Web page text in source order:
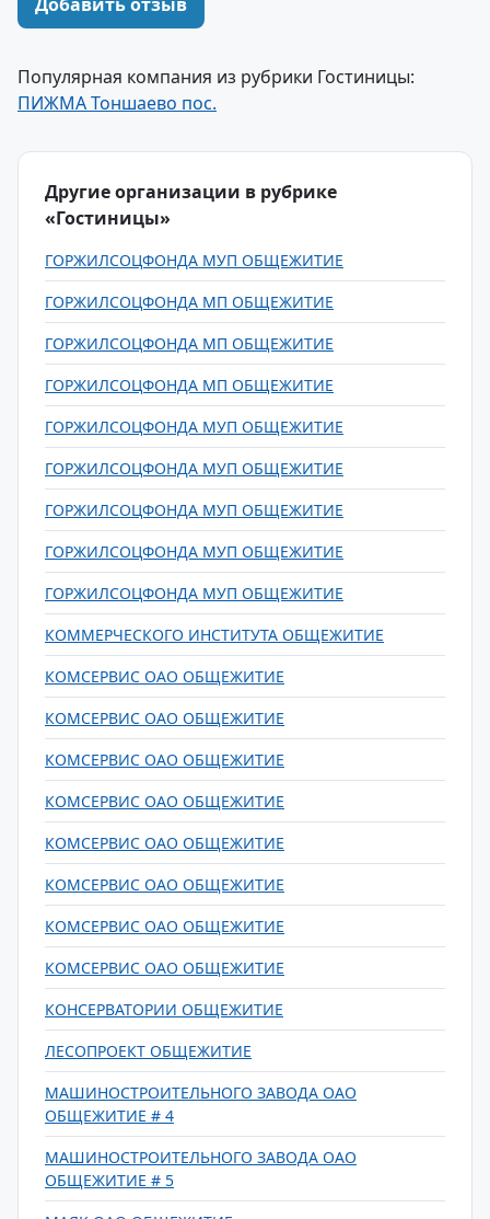
Популярная компания из рубрики Гостиницы:
ПИЖМА Тоншаево пос.
Другие организации в рубрике
«Гостиницы»
ГОРЖИЛСОЦФОНДА МУП ОБЩЕЖИТИЕ
ГОРЖИЛСОЦФОНДА МП ОБЩЕЖИТИЕ
ГОРЖИЛСОЦФОНДА МП ОБЩЕЖИТИЕ
ГОРЖИЛСОЦФОНДА МП ОБЩЕЖИТИЕ
ГОРЖИЛСОЦФОНДА МУП ОБЩЕЖИТИЕ
ГОРЖИЛСОЦФОНДА МУП ОБЩЕЖИТИЕ
ГОРЖИЛСОЦФОНДА МУП ОБЩЕЖИТИЕ
ГОРЖИЛСОЦФОНДА МУП ОБЩЕЖИТИЕ
ГОРЖИЛСОЦФОНДА МУП ОБЩЕЖИТИЕ
КОММЕРЧЕСКОГО ИНСТИТУТА ОБЩЕЖИТИЕ
КОМСЕРВИС ОАО ОБЩЕЖИТИЕ
КОМСЕРВИС ОАО ОБЩЕЖИТИЕ
КОМСЕРВИС ОАО ОБЩЕЖИТИЕ
КОМСЕРВИС ОАО ОБЩЕЖИТИЕ
КОМСЕРВИС ОАО ОБЩЕЖИТИЕ
КОМСЕРВИС ОАО ОБЩЕЖИТИЕ
КОМСЕРВИС ОАО ОБЩЕЖИТИЕ
КОМСЕРВИС ОАО ОБЩЕЖИТИЕ
КОНСЕРВАТОРИИ ОБЩЕЖИТИЕ
ЛЕСОПРОЕКТ ОБЩЕЖИТИЕ
МАШИНОСТРОИТЕЛЬНОГО ЗАВОДА ОАО
ОБЩЕЖИТИЕ # 4
МАШИНОСТРОИТЕЛЬНОГО ЗАВОДА ОАО
ОБЩЕЖИТИЕ # 5